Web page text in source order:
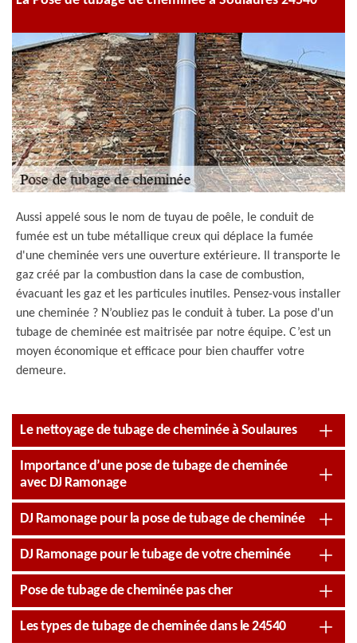
Aussi appelé sous le nom de tuyau de poêle, le conduit de
fumée est un tube métallique creux qui déplace la fumée
d'une cheminée vers une ouverture extérieure. Il transporte le
gaz créé par la combustion dans la case de combustion,
évacuant les gaz et les particules inutiles. Pensez-vous installer
une cheminée ? N’oubliez pas le conduit à tuber. La pose d'un
tubage de cheminée est maitrisée par notre équipe. C’est un
moyen économique et efficace pour bien chauffer votre
demeure.
Le nettoyage de tubage de cheminée à Soulaures
Importance d’une pose de tubage de cheminée
avec DJ Ramonage
DJ Ramonage pour la pose de tubage de cheminée
DJ Ramonage pour le tubage de votre cheminée
Pose de tubage de cheminée pas cher
Les types de tubage de cheminée dans le 24540